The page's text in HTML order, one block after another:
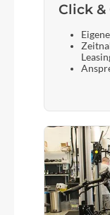
Click